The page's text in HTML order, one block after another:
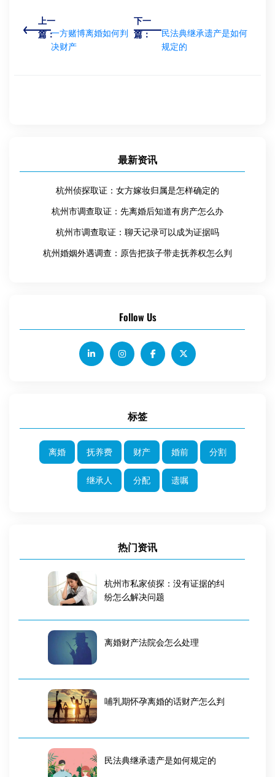
上一
篇：一方赌博离婚如何判
决财产
下一
篇：
民法典继承遗产是如何
规定的
最新资讯
杭州侦探取证：女方嫁妆归属是怎样确定的
杭州市调查取证：先离婚后知道有房产怎么办
杭州市调查取证：聊天记录可以成为证据吗
杭州婚姻外遇调查：原告把孩子带走抚养权怎么判
Follow Us
标签
离婚 抚养费 财产 婚前 分割
继承人 分配 遗嘱
热门资讯
杭州市私家侦探：没有证据的纠
纷怎么解决问题
离婚财产法院会怎么处理
哺乳期怀孕离婚的话财产怎么判
民法典继承遗产是如何规定的